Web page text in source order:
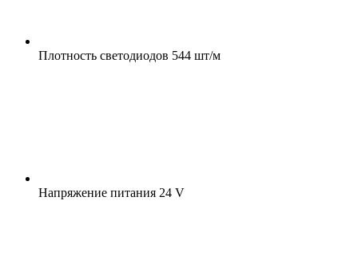
Плотность светодиодов 544 шт/м
Напряжение питания 24 V